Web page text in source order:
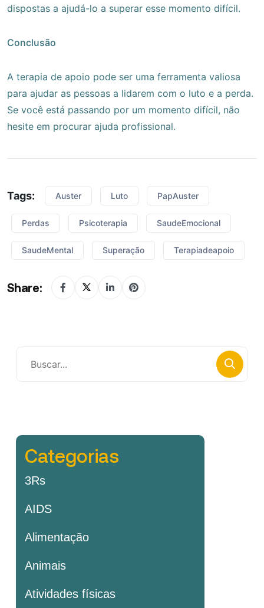
dispostas a ajudá-lo a superar esse momento difícil.
Conclusão
A terapia de apoio pode ser uma ferramenta valiosa
para ajudar as pessoas a lidarem com o luto e a perda.
Se você está passando por um momento difícil, não
hesite em procurar ajuda profissional.
Tags: Auster Luto PapAuster
Perdas Psicoterapia SaudeEmocional
SaudeMental Superação Terapiadeapoio
Share:
Categorias
3Rs
AIDS
Alimentação
Animais
Atividades físicas